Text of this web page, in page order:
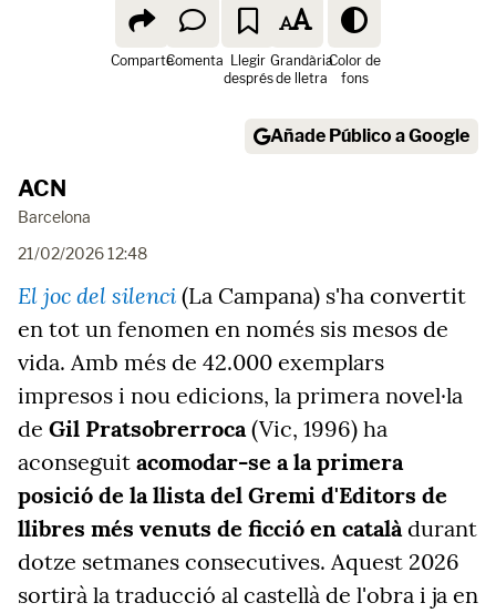
ComparteComenta Llegir
després
Grandària
de lletra
Color de
fons
Añade Público a Google
ACN
Barcelona
21/02/2026 12:48
El joc del silenci (La Campana) s'ha convertit
en tot un fenomen en només sis mesos de
vida. Amb més de 42.000 exemplars
impresos i nou edicions, la primera novel·la
de Gil Pratsobrerroca(Vic, 1996) ha
aconseguit acomodar-se a la primera
posició de la llista del Gremi d'Editors de
llibres més venuts de ficció en catalàdurant
dotze setmanes consecutives. Aquest 2026
sortirà la traducció al castellà de l'obra i ja en